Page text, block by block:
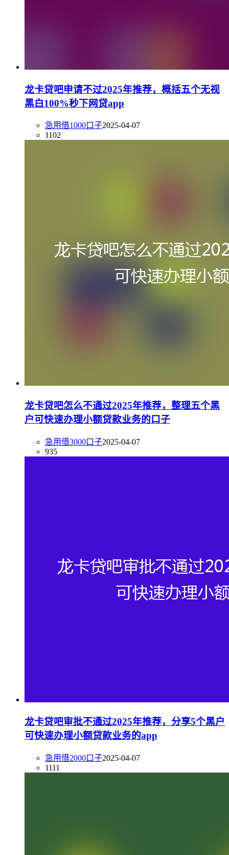
龙卡贷吧申请不过2025年推荐，概括五个无视
黑白100%秒下网贷app
急用借1000口子2025-04-07
1102
龙卡贷吧怎么不通过2025年推荐，整理五个黑
户可快速办理小额贷款业务的口子
急用借3000口子2025-04-07
935
龙卡贷吧审批不通过2025年推荐，分享5个黑户
可快速办理小额贷款业务的app
急用借2000口子2025-04-07
1111